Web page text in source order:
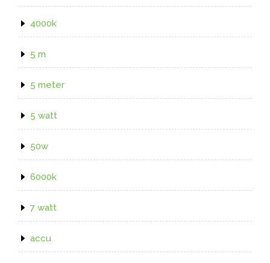
4000k
5 m
5 meter
5 watt
50w
6000k
7 watt
accu